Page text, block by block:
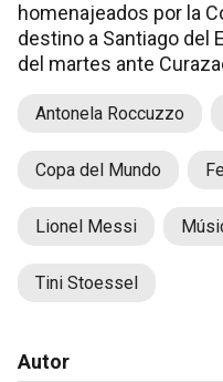
homenajeados por la
destino a Santiago del
del martes ante
Antonela Roccuzzo
Copa del Mundo
Lionel Messi
Tini Stoessel
Autor